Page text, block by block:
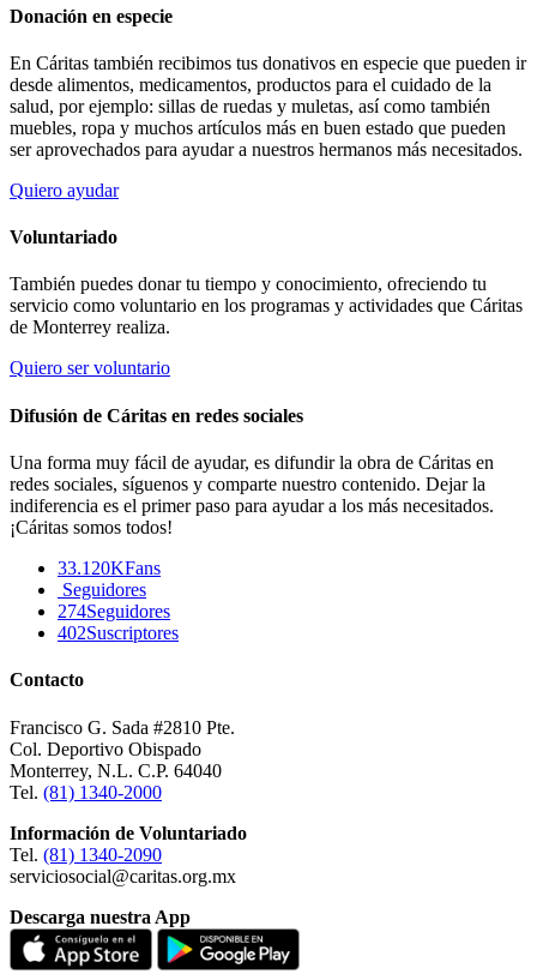
Donación en especie
En Cáritas también recibimos tus donativos en especie que pueden ir
desde alimentos, medicamentos, productos para el cuidado de la
salud, por ejemplo: sillas de ruedas y muletas, así como también
muebles, ropa y muchos artículos más en buen estado que pueden
ser aprovechados para ayudar a nuestros hermanos más necesitados.
Quiero ayudar
Voluntariado
También puedes donar tu tiempo y conocimiento, ofreciendo tu
servicio como voluntario en los programas y actividades que Cáritas
de Monterrey realiza.
Quiero ser voluntario
Difusión de Cáritas en redes sociales
Una forma muy fácil de ayudar, es difundir la obra de Cáritas en
redes sociales, síguenos y comparte nuestro contenido. Dejar la
indiferencia es el primer paso para ayudar a los más necesitados.
¡Cáritas somos todos!
33.120KFans
Seguidores
274Seguidores
402Suscriptores
Contacto
Francisco G. Sada #2810 Pte.
Col. Deportivo Obispado
Monterrey, N.L. C.P. 64040
Tel. (81) 1340-2000
Información de Voluntariado
Tel. (81) 1340-2090
serviciosocial@caritas.org.mx
Descarga nuestra App